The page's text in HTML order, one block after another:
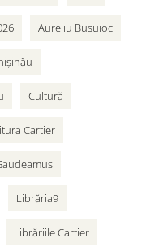
Aureliu Busuioc
Cultură
Cartier
Librăria9
Librăriile Cartier